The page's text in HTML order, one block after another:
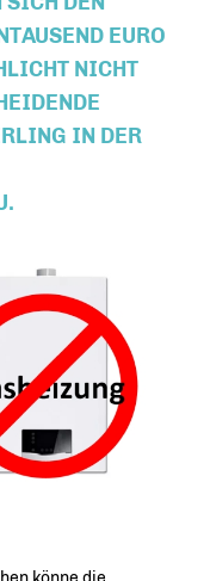
EURO T
NICHT L
V
IN DER J